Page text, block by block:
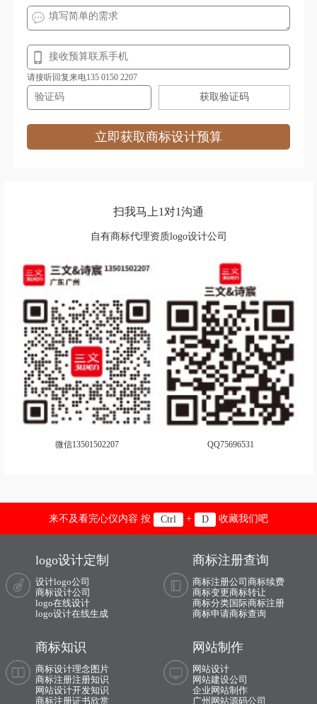
电信运营商logo设计
地产公司logo设计 电视台logo设计
耳机logo设计
非洲‌银行logo设计
广药集团logo设计
股份logo设计
国外大学logo设计 工程学院logo设计
国外城市logo设计 谷歌logo设计
公司logo设计 红色logo设计
火腿logo设计 黑巧克力logo设计
红茶logo设计 黑啤logo设计
航空公司logo设计 火锅店logo设计
进口酒logo设计 鸡尾酒logo设计
家纺logo设计 健身器材logo设计
经济型汽车品牌logo设计
家电logo设计 建筑logo设计
请接听回复来电135 0150 2207
获取验证码
立即获取商标设计预算
扫我马上1对1沟通
自有商标代理资质logo设计公司
微信13501502207 QQ75696531
来不及看完心仪内容 按 Ctrl + D 收藏我们吧
logo设计定制
设计logo公司
商标设计公司
logo在线设计
logo设计在线生成
商标注册查询
商标注册公司 商标续费
商标变更商标转让
商标分类国际商标注册
商标申请商标查询
商标知识
商标设计理念图片
商标注册注册知识
网站设计开发知识
商标注册证书欣赏
网站制作
网站设计
网站建设公司
企业网站制作
广州网站源码公司